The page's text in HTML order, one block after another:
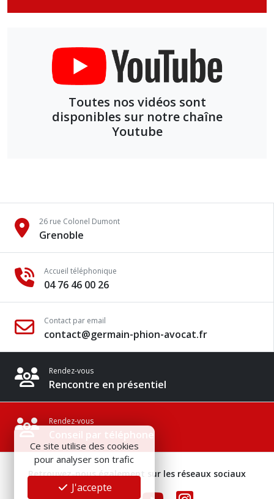
Toutes nos vidéos sont
disponibles sur notre chaîne
Youtube
26 rue Colonel Dumont
Grenoble
Accueil téléphonique
04 76 46 00 26
Contact par email
contact@germain-phion-avocat.fr
Rendez-vous
Rencontre en présentiel
Rendez-vous
Conseil par téléphone
Retrouvez-nous également sur les réseaux sociaux
Ce site utilise des cookies
pour analyser son trafic
J'accepte